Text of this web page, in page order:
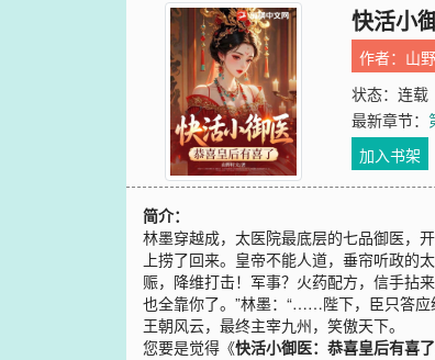
快活小
作者： 山
状态：连载
最新章节：
加入书架
简介：
林墨穿越成，太医院最底层的七品御医，
上捞了回来。皇帝不能人道，垂帘听政的
赈，降维打击！军事？火药配方，信手拈
也全靠你了。”林墨：“……陛下，臣只答应
王朝风云，最终主宰九州，笑傲天下。
您要是觉得《快活小御医：恭喜皇后有喜了